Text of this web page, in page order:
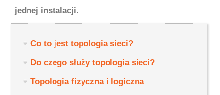
jednej instalacji.
Co to jest topologia sieci?
Do czego służy topologia sieci?
Topologia fizyczna i logiczna